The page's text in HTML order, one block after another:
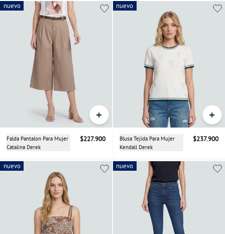
nuevo nuevo
+
Falda Pantalon Para Mujer
Catalina Derek
$227.900
nuevo
+
Blusa Tejida Para Mujer
Kendall Derek
$237.900
nuevo nuevo
nuevo